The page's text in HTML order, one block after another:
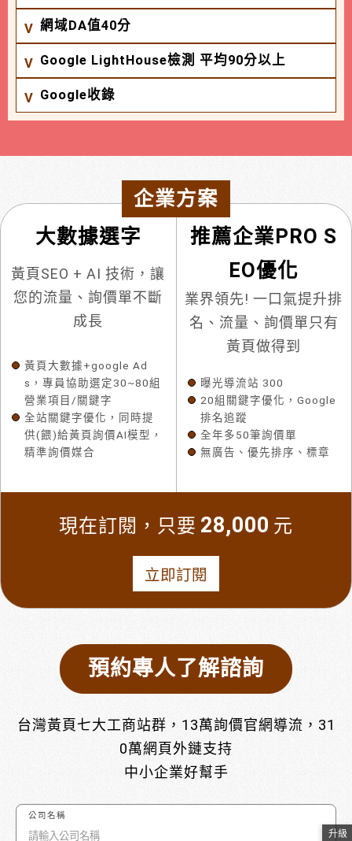
網域DA值40分
Google LightHouse檢測 平均90分以上
Google收錄
企業方案
大數據選字
黃頁SEO + AI 技術，讓
您的流量、詢價單不斷
成長
黃頁大數據+google Ad
s，專員協助選定30~80組
營業項目/關鍵字
全站關鍵字優化，同時提
供(餵)給黃頁詢價AI模型，
精準詢價媒合
推薦企業PRO S
EO優化
業界領先! 一口氣提升排
名、流量、詢價單只有
黃頁做得到
曝光導流站 300
20組關鍵字優化，Google
排名追蹤
全年多50筆詢價單
無廣告、優先排序、標章
現在訂閱，只要 28,000 元
立即訂閱
預約專人了解諮詢
台灣黃頁七大工商站群，13萬詢價官網導流，31
0萬網頁外鏈支持
中小企業好幫手
公司名稱
升級